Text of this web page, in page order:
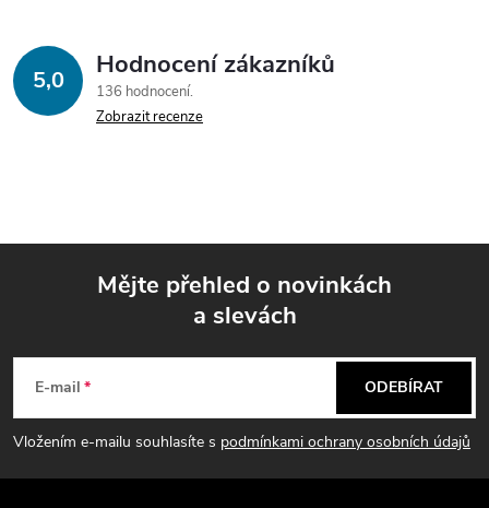
5,0 Hodnocení zákazníků
136 hodnocení
Zobrazit recenze
p
Mějte přehled o novinkách
a slevách
E-mail
Vložením e-mailu souhlasíte s podmínkami ochrany osobních údajů
ODEBÍRAT